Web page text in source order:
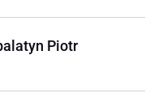
Piotr